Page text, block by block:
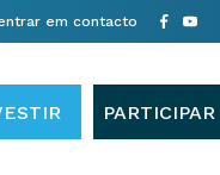
em contacto
PARTICIPAR